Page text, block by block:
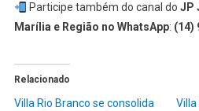
Participe também do canal do JP
Marília e Região no WhatsApp: (14)
Relacionado
Villa Rio Branco se consolida
Villa